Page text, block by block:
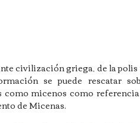
civilización griega, de la
se puede rescatar
como micenos como
de Micenas.